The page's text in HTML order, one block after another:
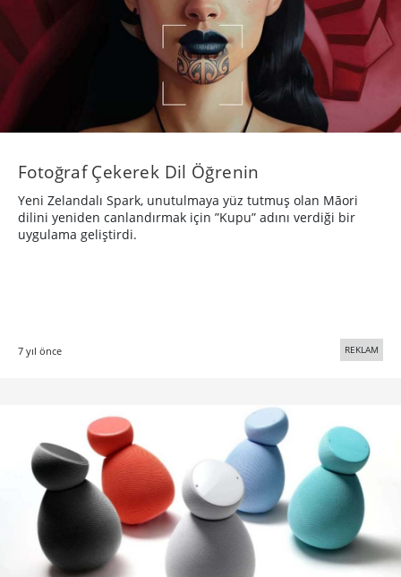
Fotoğraf Çekerek Dil Öğrenin
Yeni Zelandalı Spark, unutulmaya yüz tutmuş olan Māori
dilini yeniden canlandırmak için ”Kupu” adını verdiği bir
uygulama geliştirdi.
7 yıl önce REKLAM